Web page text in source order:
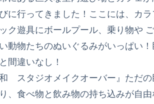
に行ってきました！ここには、カ
ク遊具にボールプール、乗り物や
動物たちのぬいぐるみがいっぱい
間違いなし！
スタジオメイクオーバー』ただ
、食べ物と飲み物の持ち込みが自